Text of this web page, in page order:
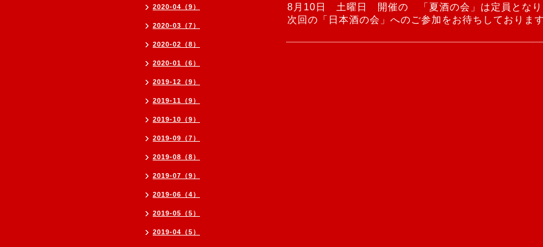
8月10日 土曜日 開催の 「夏酒の会」は定員となり
次回の「日本酒の会」へのご参加をお待ちしております
2020-04（9）
2020-03（7）
2020-02（8）
2020-01（6）
2019-12（9）
2019-11（9）
2019-10（9）
2019-09（7）
2019-08（8）
2019-07（9）
2019-06（4）
2019-05（5）
2019-04（5）